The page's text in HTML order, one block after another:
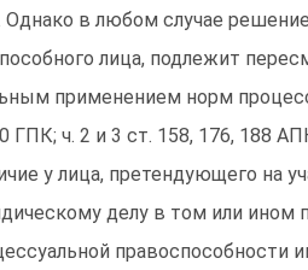
Однако в любом случае
лица, подлежит
применением норм
ГПК; ч. 2 и 3 ст. 158, 176, 188
у лица, претендующего на
делу в том или ином
правоспособности